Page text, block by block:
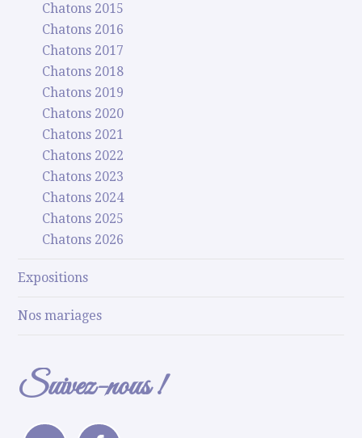
Chatons 2015
Chatons 2016
Chatons 2017
Chatons 2018
Chatons 2019
Chatons 2020
Chatons 2021
Chatons 2022
Chatons 2023
Chatons 2024
Chatons 2025
Chatons 2026
Expositions
Nos mariages
Suivez-nous !